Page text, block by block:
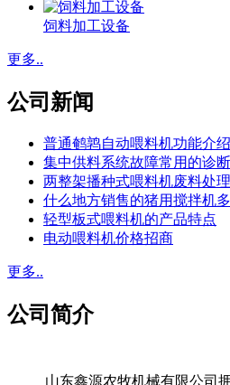
饲料加工设备
更多..
公司新闻
普通鹌鹑自动喂料机功能介绍
集中供料系统故障常用的诊
两整架播种式喂料机废料处
什么地方销售的猪用搅拌机多
轻型板式喂料机的产品特点
电动喂料机价格招商
更多..
公司简介
山东鑫源农牧机械有限公司